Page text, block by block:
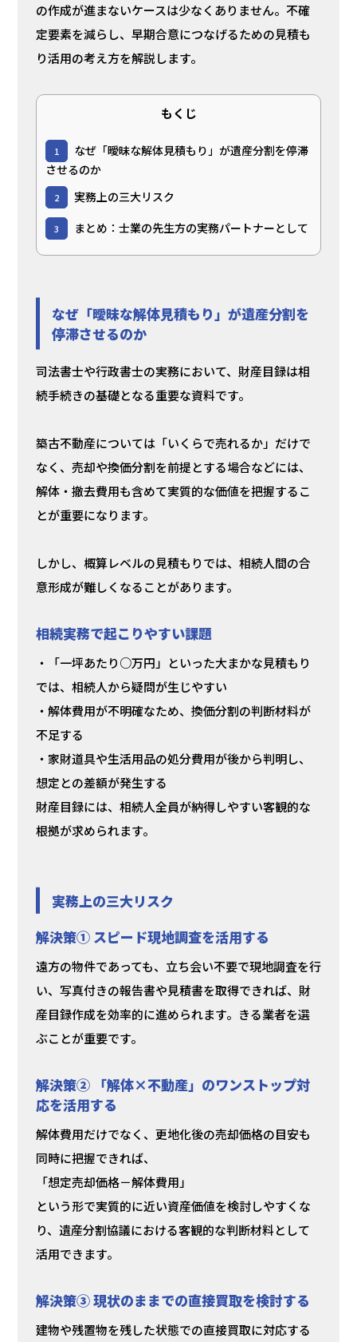
の作成が進まないケースは少なくありません。不確
定要素を減らし、早期合意につなげるための見積も
り活用の考え方を解説します。
もくじ
1
なぜ「曖昧な解体見積もり」が遺産分割を停滞
させるのか
2 実務上の三大リスク
3 まとめ：士業の先生方の実務パートナーとして
なぜ「曖昧な解体見積もり」が遺産分割を
停滞させるのか
司法書士や行政書士の実務において、財産目録は相
続手続きの基礎となる重要な資料です。
築古不動産については「いくらで売れるか」だけで
なく、売却や換価分割を前提とする場合などには、
解体・撤去費用も含めて実質的な価値を把握するこ
とが重要になります。
しかし、概算レベルの見積もりでは、相続人間の合
意形成が難しくなることがあります。
相続実務で起こりやすい課題
・「一坪あたり○万円」といった大まかな見積もり
では、相続人から疑問が生じやすい
・解体費用が不明確なため、換価分割の判断材料が
不足する
・家財道具や生活用品の処分費用が後から判明し、
想定との差額が発生する
財産目録には、相続人全員が納得しやすい客観的な
根拠が求められます。
実務上の三大リスク
解決策① スピード現地調査を活用する
遠方の物件であっても、立ち会い不要で現地調査を行
い、写真付きの報告書や見積書を取得できれば、財
産目録作成を効率的に進められます。きる業者を選
ぶことが重要です。
解決策② 「解体×不動産」のワンストップ対
応を活用する
解体費用だけでなく、更地化後の売却価格の目安も
同時に把握できれば、
「想定売却価格－解体費用」
という形で実質的に近い資産価値を検討しやすくな
り、遺産分割協議における客観的な判断材料として
活用できます。
解決策③ 現状のままでの直接買取を検討する
建物や残置物を残した状態での直接買取に対応する